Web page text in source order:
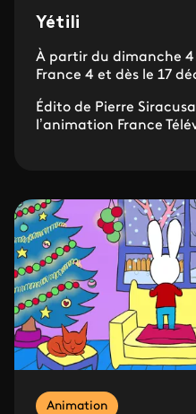
Yétili
À partir du dimanche 4
France 4 et dès le 17
Édito de Pierre
l’animation France
Animation